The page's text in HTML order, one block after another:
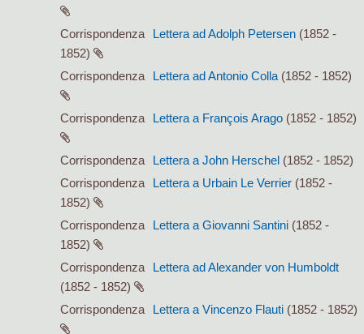
Corrispondenza Lettera ad Adolph Petersen (1852 -
1852)
Corrispondenza
Lettera ad Antonio Colla (1852 - 1852)
Corrispondenza Lettera a François Arago (1852 - 1852)
Corrispondenza Lettera a John Herschel (1852 - 1852)
Corrispondenza
Lettera a Urbain Le Verrier (1852 -
1852)
Corrispondenza
Lettera a Giovanni Santini (1852 -
1852)
Corrispondenza
Lettera ad Alexander von Humboldt
(1852 - 1852)
Corrispondenza
Lettera a Vincenzo Flauti (1852 - 1852)